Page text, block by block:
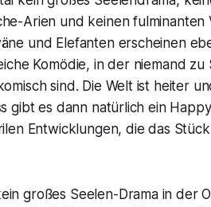
Arien und keinen
und Elefanten erscheinen
Komödie, in der niemand
sind. Die Welt ist heiter
gibt es dann natürlich ein
Entwicklungen, die das
großes Seelen-Drama in der